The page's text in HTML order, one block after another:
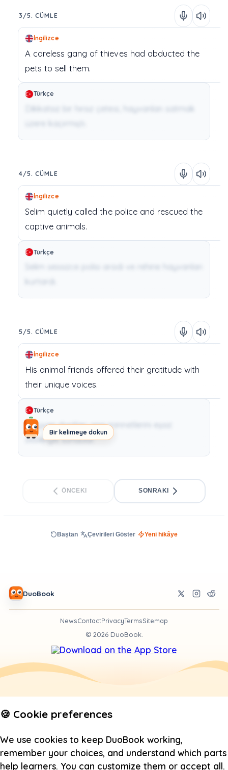
Bir kelimeye dokun
3/5. CÜMLE
İngilizce
A careless gang of thieves had abducted the
pets to sell them.
Türkçe
4/5. CÜMLE
İngilizce
Selim quietly called the police and rescued the
captive animals.
Türkçe
5/5. CÜMLE
İngilizce
His animal friends offered their gratitudewith
their unique voices.
Türkçe
Hayvan dostları, ona minnetlerini eşsiz
sesleriyle sundular.
ÖNCEKI SONRAKI
Baştan Çevirileri Göster Yeni hikâye
DuoBook
NewsContactPrivacyTermsSitemap
© 2026DuoBook.
🍪 Cookie preferences
We use cookies to keep DuoBook working,
remember your choices, and understand which parts
help learners. You can customize them or accept all.